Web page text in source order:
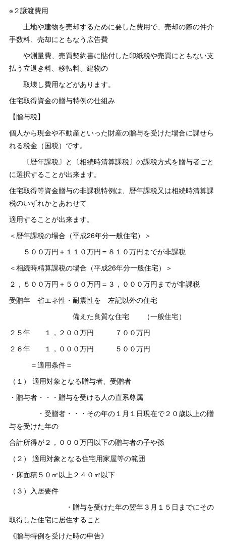
※２譲渡費用
土地や建物を売却するために要した費用で、売却の際の仲介
手数料、売却にともなう広告費
や測量費、売買契約書に貼付した印紙税や売買にともない支
払う立退き料、移転料、建物の
取壊し費用などがあります。
住宅取得資金の贈与特例の仕組み
【贈与税】
個人から現金や不動産といった財産の贈与を受けた場合に課せら
れる税金（国税）です。
〔暦年課税〕と〔相続時清算課税〕の課税方式を贈与者ごと
に選択することが出来ます。
住宅取得等資金贈与の非課税特例は、暦年課税又は相続時清算課
税のいずれかとあわせて
適用することが出来ます。
＜暦年課税の場合（平成26年分一般住宅）＞
５００万円＋１１０万円＝８１０万円までが非課税
＜相続時精算課税の場合（平成26年分一般住宅）＞
２，５００万円＋５００万円＝３，０００万円までが非課税
受贈年 省エネ性・耐震性を 左記以外の住宅
備えた良質な住宅 （一般住宅）
２５年 １，２００万円 ７００万円
２６年 １，０００万円 ５００万円
＝適用条件＝
（１） 適用対象となる贈与者、受贈者
・贈与者・・・贈与を受ける人の直系尊属
・受贈者・・・その年の１月１日現在で２０歳以上の贈
与を受けた年の
合計所得が２，０００万円以下の贈与者の子や孫
（２） 適用対象となる住宅用家屋等の範囲
・床面積５０㎡以上２４０㎡以下
（３）入居要件
・贈与を受けた年の翌年３月１５日までにその
取得した住宅に居住すること
《贈与特例を受けた時の申告》